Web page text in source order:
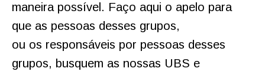
maneira possível. Faço aqui o apelo para
que as pessoas desses grupos,
ou os responsáveis por pessoas desses
grupos, busquem as nossas UBS e